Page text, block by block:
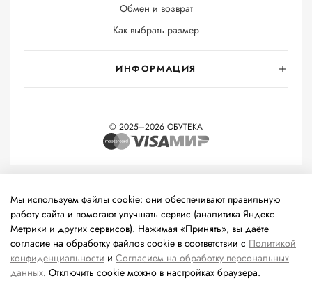
Обмен и возврат
Как выбрать размер
ИНФОРМАЦИЯ
© 2025–2026 ОБУТЕКА
технологии
(информационные технологии предоставления
информации на основе сбора, систематизации и анализа
сведений, относящихся к предпочтениям пользователей сети
«Интернет», находящихся на территории Российской
Федерации).
Мы используем файлы cookie: они обеспечивают правильную
работу сайта и помогают улучшать сервис (аналитика Яндекс
Метрики и других сервисов). Нажимая «Принять», вы даёте
согласие на обработку файлов cookie в соответствии с Политикой
конфиденциальности и Согласием на обработку персональных
данных. Отключить cookie можно в настройках браузера.